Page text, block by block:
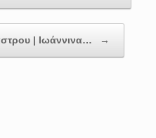
| Ιωάννινα… →